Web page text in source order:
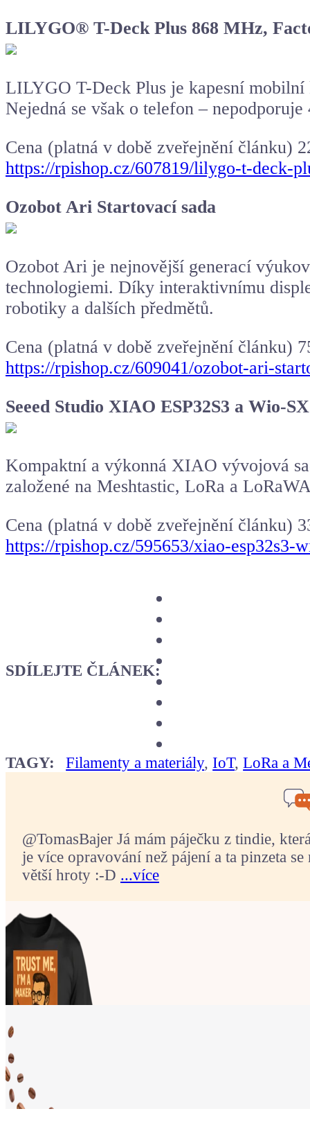
LILYGO® T-Deck Plus 868 MHz,
LILYGO T-Deck Plus je kapesní
Nejedná se však o telefon –
Cena (platná v době zveřejnění článku)
https://rpishop.cz/607819/lilygo-t-deck-
Ozobot Ari Startovací sada
Ozobot Ari je nejnovější generací
technologiemi. Díky interaktivnímu
robotiky a dalších předmětů.
Cena (platná v době zveřejnění článku)
https://rpishop.cz/609041/ozobot-ari-
Seeed Studio XIAO ESP32S3 a Wio-
Kompaktní a výkonná XIAO vývojová
založené na Meshtastic, LoRa a
Cena (platná v době zveřejnění článku)
https://rpishop.cz/595653/xiao-esp32s3-
SDÍLEJTE ČLÁNEK:
TAGY: Filamenty a materiály,IoT,LoRa a
@TomasBajer Já mám páječku z tindie,
je více opravování než pájení a ta pinzeta
větší hroty :-D ...více